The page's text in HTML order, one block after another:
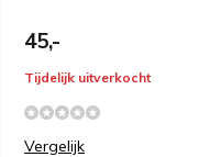
45,-
Tijdelijk uitverkocht
Vergelijk